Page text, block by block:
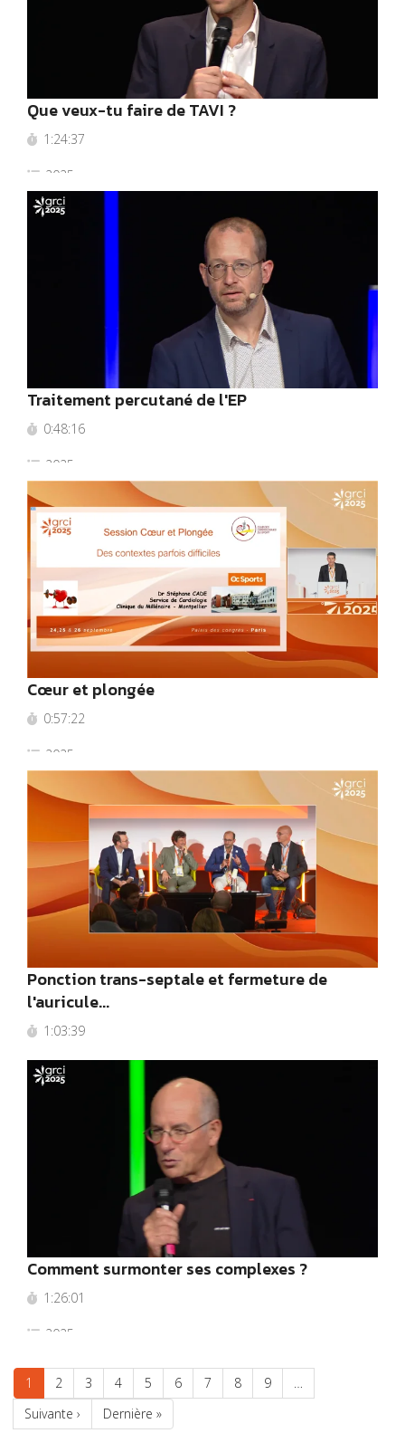
Que veux-tu faire de TAVI ?
1:24:37
2025
Traitement percutané de l'EP
0:48:16
2025
Cœur et plongée
0:57:22
2025
Ponction trans-septale et fermeture de
l'auricule...
1:03:39
2025
Comment surmonter ses complexes ?
1:26:01
2025
Pagination
Page
courante
1 Page
2 Page
3 Page
4 Page
5 Page
6 Page
7 Page
8 Page
9
…
Page
Suivante ›
Dernière
Dernière »